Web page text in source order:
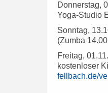
Donnerstag,
Yoga-Studio
Sonntag,
(Zumba
Freitag,
kostenloser
fellbach.de/